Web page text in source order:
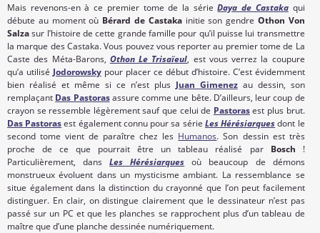
Mais revenons-en à ce premier tome de la sérieDaya de Castakaqui
débute au moment où Bérard de Castakainitie son gendre Othon Von
Salzasur l’histoire de cette grande famille pour qu’il puisse lui transmettre
la marque des Castaka. Vous pouvez vous reporter au premier tome de La
Caste des Méta-Barons, Othon Le Trisaïeul, est vous verrez la coupure
qu’a utilisé Jodorowskypour placer ce début d’histoire. C’est évidemment
bien réalisé et même si ce n’est plus Juan Gimenezau dessin, son
remplaçant Das Pastorasassure comme une bête. D’ailleurs, leur coup de
crayon se ressemble légèrement sauf que celui de Pastorasest plus brut.
Das Pastorasest également connu pour sa série Les Hérésiarquesdont le
second tome vient de paraître chez les Humanos. Son dessin est très
proche de ce que pourrait être un tableau réalisé par Bosch !
Particulièrement, dansLes Hérésiarques où beaucoup de démons
monstrueux évoluent dans un mysticisme ambiant. La ressemblance se
situe également dans la distinction du crayonné que l’on peut facilement
distinguer. En clair, on distingue clairement que le dessinateur n’est pas
passé sur un PC et que les planches se rapprochent plus d’un tableau de
maître que d’une planche dessinée numériquement.